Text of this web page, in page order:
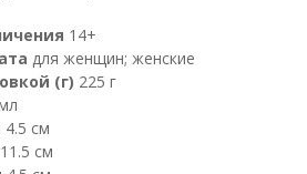
14+
для женщин; женские
(г) 225 г
4.5 см
11.5 см